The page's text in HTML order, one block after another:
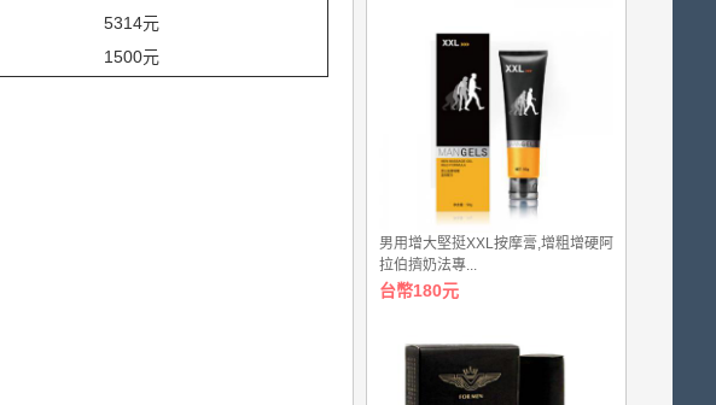
5314元
1500元
男用增大堅挺XXL按摩膏,增粗增硬阿
拉伯擠奶法專...
台幣180元